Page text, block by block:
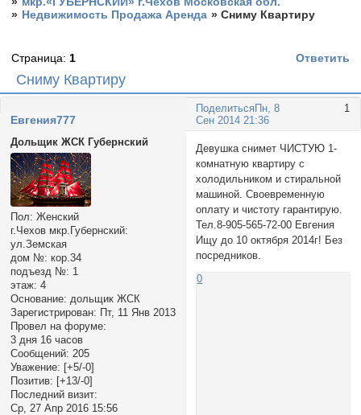
» Недвижимость Продажа Аренда »Сниму Квартиру
Сниму Квартиру
Страница: 1 Ответить
Поделиться 1
Пн, 8
Сен 2014 21:36
Евгения777
Дольщик ЖСК Губернский
Пол: Женский
г.Чехов мкр.Губернский:
ул.Земская
дом №: кор.34
подъезд №: 1
этаж: 4
Основание: дольщик ЖСК
Зарегистрирован: Пт, 11 Янв 2013
Провел на форуме:
3 дня 16 часов
Сообщений: 205
Уважение: [+5/-0]
Позитив: [+13/-0]
Последний визит:
Ср, 27 Апр 2016 15:56
Девушка снимет ЧИСТУЮ 1-
комнатную квартиру с
холодильником и стиральной
машиной. Своевременную
оплату и чистоту гарантирую.
Тел.8-905-565-72-00 Евгения
Ищу до 10 октября 2014г! Без
посредников.
0